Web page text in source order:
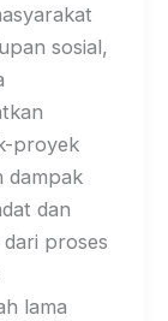
sosial,
proyek
dampak
dan
proses
lama